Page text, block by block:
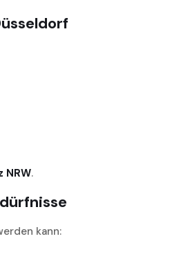
NRW.
kann: